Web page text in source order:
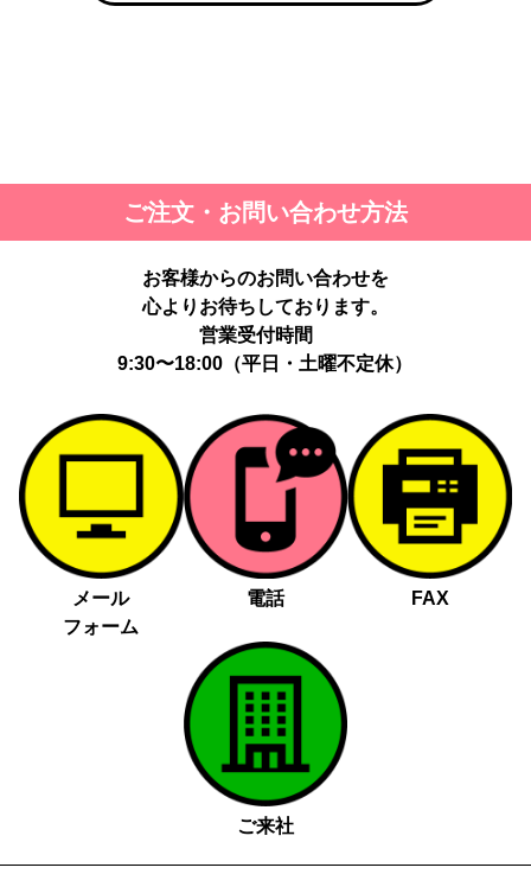
ご注文・お問い合わせ方法
お客様からのお問い合わせを
心よりお待ちしております。
営業受付時間
9:30〜18:00（平日・土曜不定休）
メール
フォーム
電話 FAX
ご来社